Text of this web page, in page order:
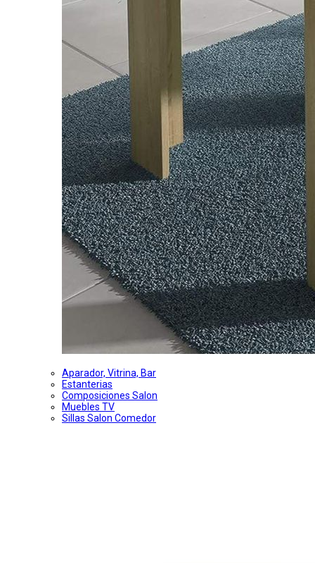
Aparador, Vitrina, Bar
Estanterias
Composiciones Salon
Muebles TV
Sillas Salon Comedor